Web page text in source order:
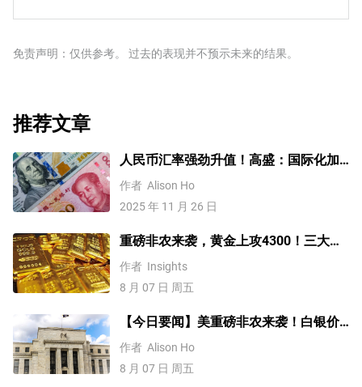
的市场的抛售往往有利于黄金。
或对深度衰退的担忧可能会迅速推高黄金价格，因其避险
上涨，而较高的资金成本通常会拖累黄金。尽管如此，由
免责声明：仅供参考。 过去的表现并不预示未来的结果。
推荐文章
人民币汇率强劲升值！高盛：国际化加
速，2026年人民币兑美元升至6.85
作者 Alison Ho
2025 年 11 月 26 日
重磅非农来袭，黄金上攻4300！三大因
素预示金价升势有望延续
作者 Insights
8 月 07 日 周五
【今日要闻】美重磅非农来袭！白银价
格涨4%，黄金创一个多月新高
作者 Alison Ho
8 月 07 日 周五